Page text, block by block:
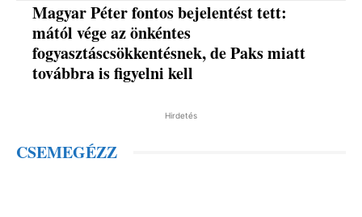
Magyar Péter fontos bejelentést tett:
mától vége az önkéntes
fogyasztáscsökkentésnek, de Paks miatt
továbbra is figyelni kell
Hirdetés
CSEMEGÉZZ